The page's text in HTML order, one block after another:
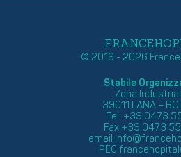
© 2019 - 2026
Stabile
Zona
39011 LANA –
Tel. +39 0473
Fax +39 0473
email
PEC